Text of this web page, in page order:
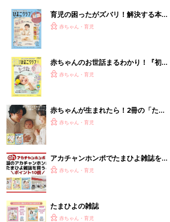
育児の困ったがズバリ！解決する本
『ひよこクラブ 秋号』 4カ月～2才
赤ちゃん・育児
赤ちゃんのお世話まるわかり！『初め
てのひよこクラブ 夏号』〈巻頭大特
赤ちゃん・育児
赤ちゃんが生まれたら！2冊の「たま
ひよ」
赤ちゃん・育児
アカチャンホンポでたまひよ雑誌を買
うとポイント10倍【期間限定】
赤ちゃん・育児
たまひよの雑誌
赤ちゃん・育児